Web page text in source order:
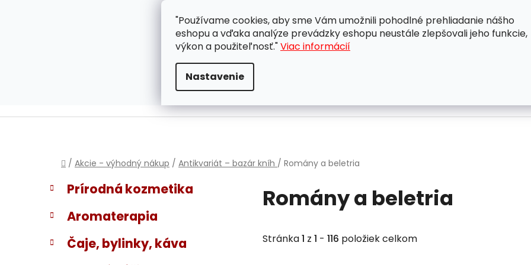
"Používame cookies, aby sme Vám umožnili pohodlné prehliadanie nášho
eshopu a vďaka analýze prevádzky eshopu neustále zlepšovali jeho funkcie,
výkon a použiteľnosť."Viac informácií
Nastavenie
ZÁKAZNÍCKA PODPORA OBCHODNÉ PODMIENKY OCHRANA OSOBNÝCH
Domov
/ Akcie - výhodný nákup / Antikvariát – bazár kníh / Romány a beletria
B
o
č
ý
Preskočiť
kategórie
K
a
t
e
ó
Prírodná kozmetika
Aromaterapia
Čaje, bylinky, káva
Romány a beletria
Stránka1 z 1 - 116 položiek celkom